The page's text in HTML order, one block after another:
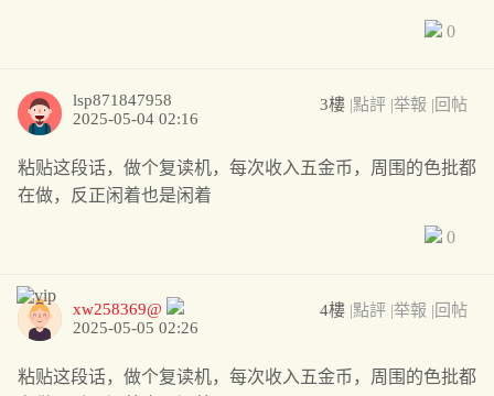
0
3樓 |點評 |举報 |回帖
lsp871847958
2025-05-04 02:16
粘贴这段话，做个复读机，每次收入五金币，周围的色批都
在做，反正闲着也是闲着
0
4樓 |點評 |举報 |回帖
xw258369@
2025-05-05 02:26
粘贴这段话，做个复读机，每次收入五金币，周围的色批都